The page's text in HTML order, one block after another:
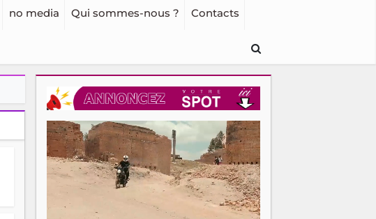
no media Qui sommes-nous ? Contacts